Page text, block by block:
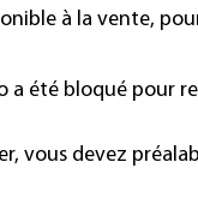
à la vente,
a été bloqué pour
vous devez